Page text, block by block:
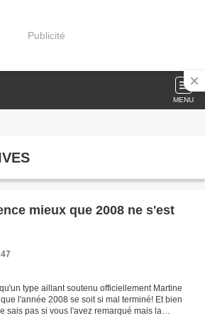
Publicité
MENU
mieux que 2008 ne s'est
type aillant soutenu officiellement Martine
l'année 2008 se soit si mal terminé! Et bien
sais pas si vous l'avez remarqué mais la